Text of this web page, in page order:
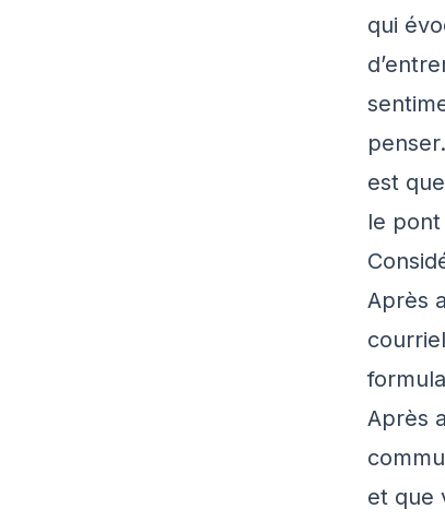
qui
est
le pont
Après
Après
et que